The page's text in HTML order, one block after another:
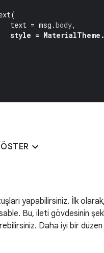
(
text = msg .body,
style = MaterialTheme .
yapabilirsiniz. İlk
Bu, ileti gövdesinin
Daha iyi bir